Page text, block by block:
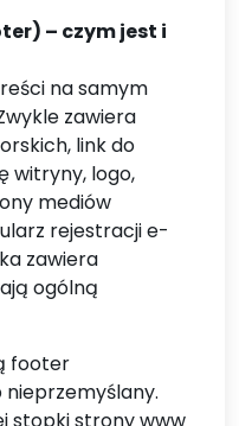
– czym jest i
na samym
zawiera
link do
witryny, logo,
mediów
rejestracji e-
zawiera
ogólną
footer